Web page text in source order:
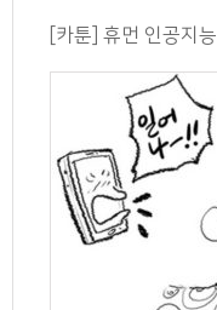
[카툰] 휴먼 인공지능